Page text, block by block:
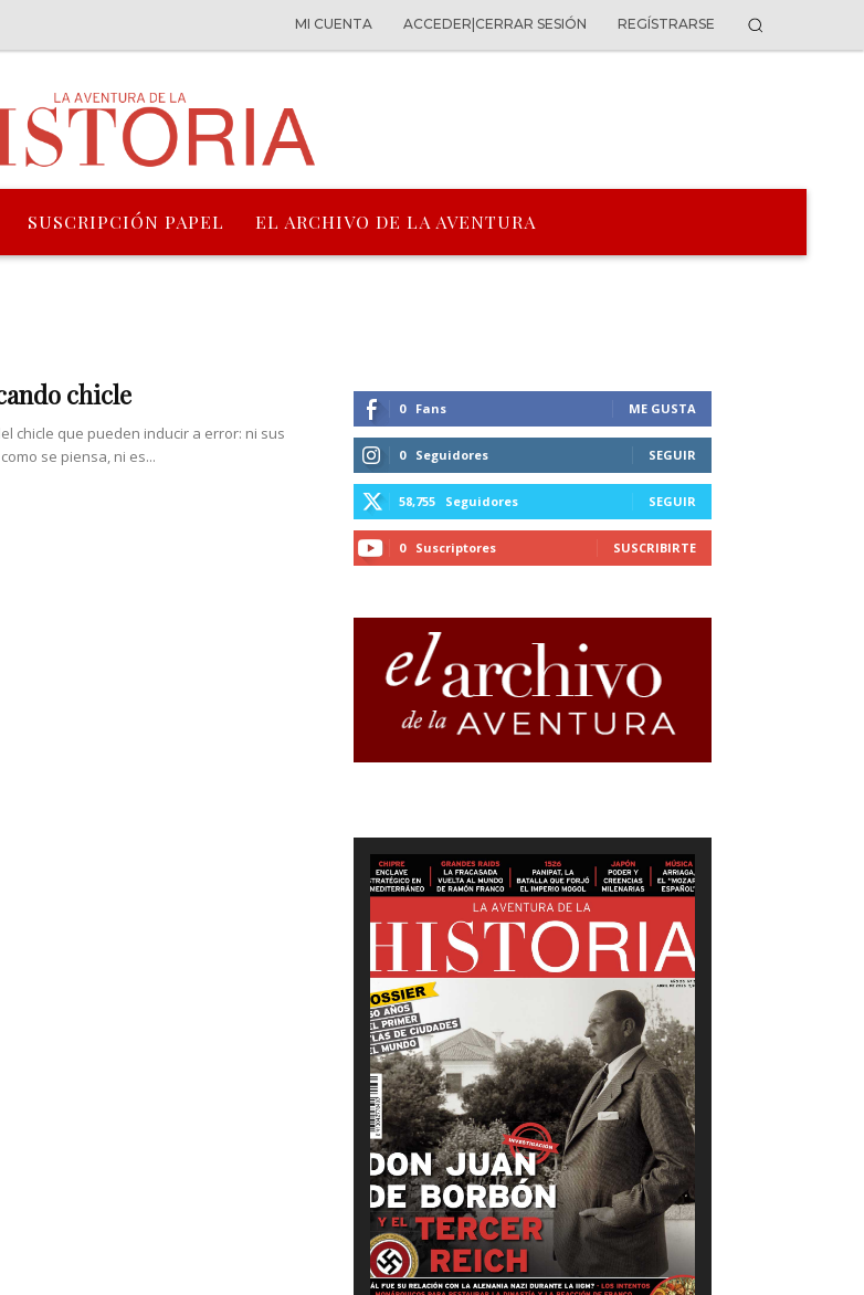
MI CUENTA ACCEDER|CERRAR SESIÓN REGÍSTRARSE
SUSCRIPCIÓN PAPEL EL ARCHIVO DE LA AVENTURA
chicle
chicle que pueden inducir a error: ni sus
se piensa, ni es...
0 Fans ME GUSTA
0 Seguidores SEGUIR
58,755 Seguidores SEGUIR
0 Suscriptores SUSCRIBIRTE